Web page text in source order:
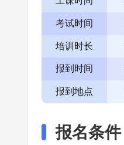
考试时间
培训时长
报到时间
报到地点
报名条件